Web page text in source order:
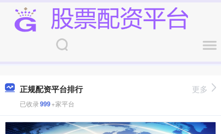
正规配资平台排行
已收录999+家平台
更多